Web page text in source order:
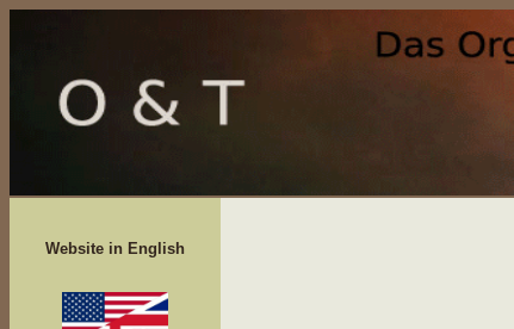
Website in English